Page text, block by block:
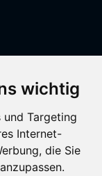
wichtig
Targeting
Internet-
die Sie